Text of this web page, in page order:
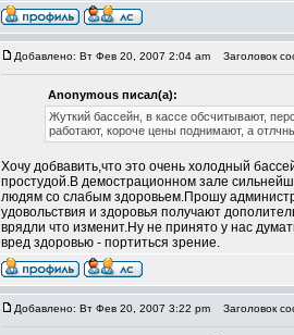
Добавлено: Вт Фев 20, 2007 2:04 am Заголовок
Anonymous писал(а):
Жуткий бассейн, в кассе обсчитывают,
работают, короче цены поднимают, а
Хочу добвавить,что это очень холодный
простудой.В демострационном зале
людям со слабым здоровьем.Прошу
удовольствия и здоровья получают
врядли что изменит.Ну не принято у нас
вред здоровью - портиться зрение.
Добавлено: Вт Фев 20, 2007 3:22 pm Заголовок